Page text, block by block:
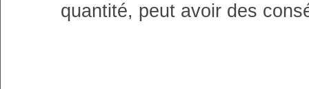
quantité, peut avoir des